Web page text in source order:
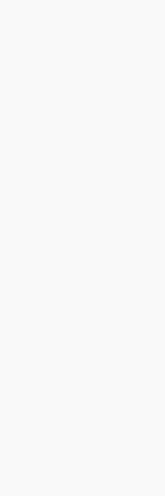
西班牙
住集团